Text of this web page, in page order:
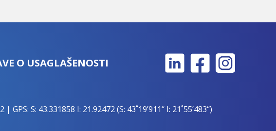
O USAGLAŠENOSTI
| GPS: S: 43.331858 I: 21.92472 (S: 43˚19’911“ I: 21˚55’483“)